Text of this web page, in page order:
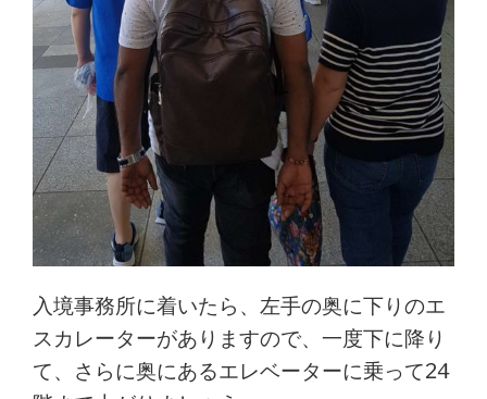
入境事務所に着いたら、左手の奥に下りのエ
スカレーターがありますので、一度下に降り
て、さらに奥にあるエレベーターに乗って24